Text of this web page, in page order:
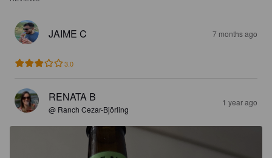
JAIME C 7 months ago
3.0
RENATA B
@ Ranch Cezar-Björling
1 year ago